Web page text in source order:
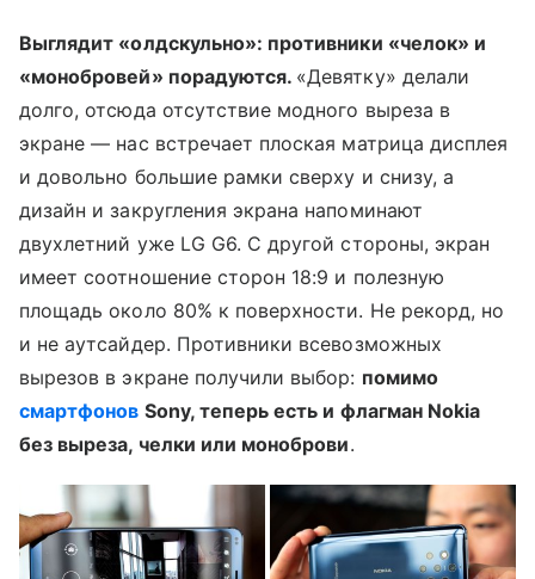
Выглядит «олдскульно»: противники «челок» и
«монобровей» порадуются. «Девятку» делали
долго, отсюда отсутствие модного выреза в
экране — нас встречает плоская матрица дисплея
и довольно большие рамки сверху и снизу, а
дизайн и закругления экрана напоминают
двухлетний уже LG G6. С другой стороны, экран
имеет соотношение сторон 18:9 и полезную
площадь около 80% к поверхности. Не рекорд, но
и не аутсайдер. Противники всевозможных
вырезов в экране получили выбор: помимо
смартфонов Sony, теперь есть и флагман Nokia
без выреза, челки или моноброви.